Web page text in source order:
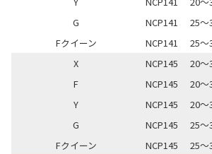
G
NCP141 25～
Fクイーン
NCP141 25～
X
NCP145 20～
F
NCP145 20～
Y
NCP145 20～
G
NCP145 25～
Fクイーン
NCP145 25～